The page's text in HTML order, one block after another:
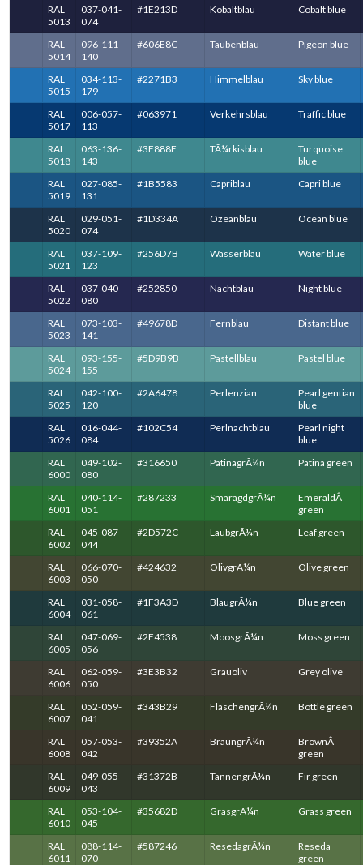
RAL
5013
037-041-
074
#1E213D Kobaltblau Cobalt blue
RAL
5014
096-111-
140
#606E8C Taubenblau Pigeon blue
RAL
5015
034-113-
179
#2271B3 Himmelblau Sky blue
RAL
5017
006-057-
113
#063971 Verkehrsblau Traffic blue
RAL
5018
063-136-
143
#3F888F TÃ¼rkisblau
Turquoise
blue
RAL
5019
027-085-
131
#1B5583 Capriblau Capri blue
RAL
5020
029-051-
074
#1D334A Ozeanblau Ocean blue
RAL
5021
037-109-
123
#256D7B Wasserblau Water blue
RAL
5022
037-040-
080
#252850 Nachtblau Night blue
RAL
5023
073-103-
141
#49678D Fernblau Distant blue
RAL
5024
093-155-
155
#5D9B9B Pastellblau Pastel blue
RAL
5025
042-100-
120
#2A6478 Perlenzian
Pearl gentian
blue
RAL
5026
016-044-
084
#102C54 Perlnachtblau
Pearl night
blue
RAL
6000
049-102-
080
#316650 PatinagrÃ¼n Patina green
RAL
6001
040-114-
051
#287233 SmaragdgrÃ¼n
EmeraldÂ
green
RAL
6002
045-087-
044
#2D572C LaubgrÃ¼n Leaf green
RAL
6003
066-070-
050
#424632 OlivgrÃ¼n Olive green
RAL
6004
031-058-
061
#1F3A3D BlaugrÃ¼n Blue green
RAL
6005
047-069-
056
#2F4538 MoosgrÃ¼n Moss green
RAL
6006
062-059-
050
#3E3B32 Grauoliv Grey olive
RAL
6007
052-059-
041
#343B29 FlaschengrÃ¼n Bottle green
RAL
6008
057-053-
042
#39352A BraungrÃ¼n
BrownÂ
green
RAL
6009
049-055-
043
#31372B TannengrÃ¼n Fir green
RAL
6010
053-104-
045
#35682D GrasgrÃ¼n Grass green
RAL
6011
088-114-
070
#587246 ResedagrÃ¼n
Reseda
green